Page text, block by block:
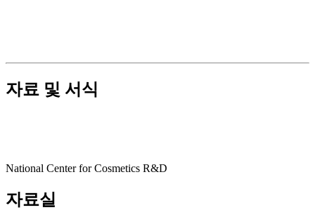
자료 및 서식
National Center for Cosmetics R&D
자료실